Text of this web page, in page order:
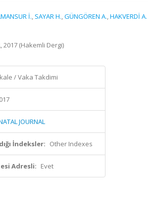
İ., SAYAR H.,GÜNGÖREN A.,HAKVERDİ A.
2017 (Hakemli Dergi)
/ Vaka Takdimi
JOURNAL
İndeksler: Other Indexes
Adresli: Evet